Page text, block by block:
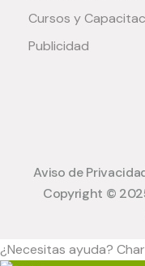
Cursos y
Publicidad
Aviso de
Copyright ©
¿Necesitas ayuda?